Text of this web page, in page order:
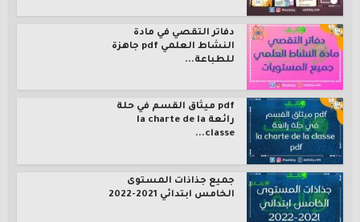
دفاتر التقصي في مادة
النشاط العلمي pdf جاهزة
للطباعة...
pdf ميثاق القسم في حلة
رائعة la charte de la
classe...
جميع جذاذات المستوى
الخامس ابتدائي 2021-2022